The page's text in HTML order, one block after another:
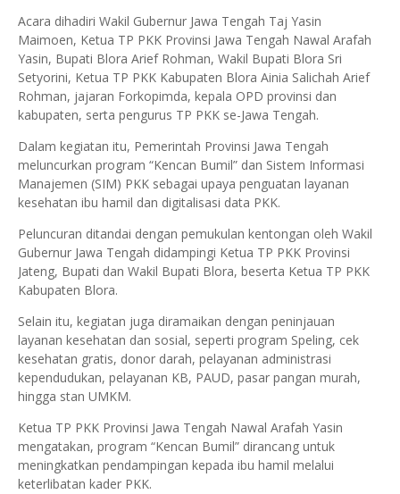
Acara dihadiri Wakil Gubernur Jawa Tengah Taj Yasin
Maimoen, Ketua TP PKK Provinsi Jawa Tengah Nawal Arafah
Yasin, Bupati Blora Arief Rohman, Wakil Bupati Blora Sri
Setyorini, Ketua TP PKK Kabupaten Blora Ainia Salichah Arief
Rohman, jajaran Forkopimda, kepala OPD provinsi dan
kabupaten, serta pengurus TP PKK se-Jawa Tengah.
Dalam kegiatan itu, Pemerintah Provinsi Jawa Tengah
meluncurkan program “Kencan Bumil” dan Sistem Informasi
Manajemen (SIM) PKK sebagai upaya penguatan layanan
kesehatan ibu hamil dan digitalisasi data PKK.
Peluncuran ditandai dengan pemukulan kentongan oleh Wakil
Gubernur Jawa Tengah didampingi Ketua TP PKK Provinsi
Jateng, Bupati dan Wakil Bupati Blora, beserta Ketua TP PKK
Kabupaten Blora.
Selain itu, kegiatan juga diramaikan dengan peninjauan
layanan kesehatan dan sosial, seperti program Speling, cek
kesehatan gratis, donor darah, pelayanan administrasi
kependudukan, pelayanan KB, PAUD, pasar pangan murah,
hingga stan UMKM.
Ketua TP PKK Provinsi Jawa Tengah Nawal Arafah Yasin
mengatakan, program “Kencan Bumil” dirancang untuk
meningkatkan pendampingan kepada ibu hamil melalui
keterlibatan kader PKK.